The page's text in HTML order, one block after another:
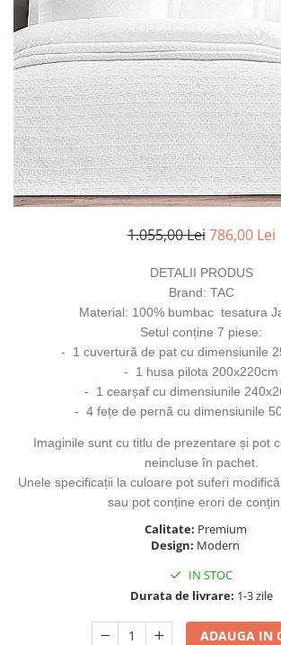
1.055,00 Lei 786,00 Lei
DETALII PRODUS
Brand: TAC
Material: 100% bumbactesatura
Setul conține 7 piese:
-
1 cuvertură de pat cu dimensiunile
- 1 husa pilota 200x220cm
-
1 cearșaf cu dimensiunile
- 4 fețe de pernă cu dimensiunile
Imaginile sunt cu titlu de prezentare și pot
neincluse în pachet.
Unele specificații la culoare pot suferi
sau pot conține erori de
Calitate: Premium
Design: Modern
IN STOC
Durata de livrare: 1-3 zile
ADAUGA IN